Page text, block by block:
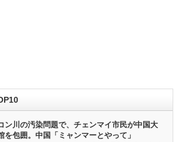
ン川の汚染問題で、チェンマイ市民が中国大
を包囲。中国「ミャンマーとやって」